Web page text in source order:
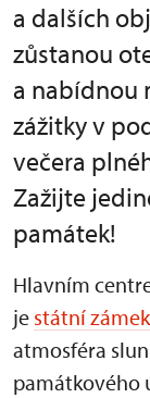
a dalších
zůstanou
a nabídnou
zážitky v
večera
Zažijte
památek!
Hlavním
je státní
atmosféra
památkového